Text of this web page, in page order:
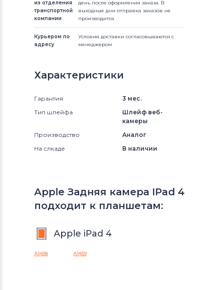
из отделения
транспортной
компании
день после оформления заказа. В
выходные дни отправка заказов не
производится
Курьером по
адресу
Условия доставки согласовываются с
менеджером
Характеристики
Гарантия
3 мес.
Тип шлейфа
Шлейф веб-
камеры
Производство
Аналог
На слкаде
В наличии
Apple Задняя камера IPad 4
подходит к планшетам:
Apple iPad 4
A1458 A1459